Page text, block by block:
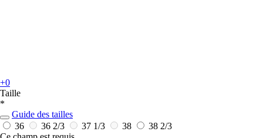
+0
Taille
*
Guide des tailles
36
36 2/3 37 1/3 38
38 2/3